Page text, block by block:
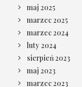
maj 2025
marzec 2025
marzec 2024
luty 2024
sierpień 2023
maj 2023
marzec 2023